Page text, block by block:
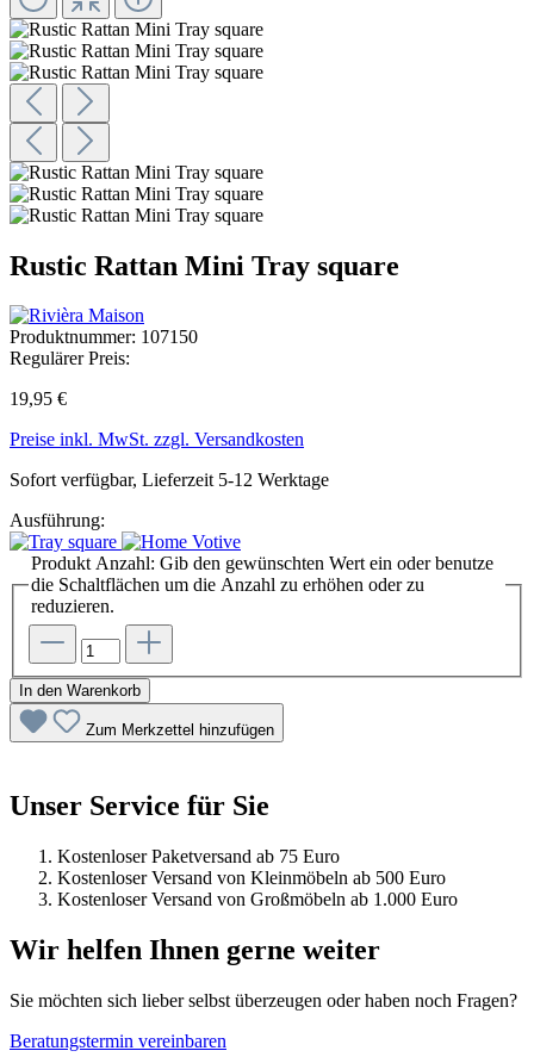
Rustic Rattan Mini Tray square
Produktnummer: 107150
Regulärer Preis:
19,95 €
Preise inkl. MwSt. zzgl. Versandkosten
Sofort verfügbar, Lieferzeit 5-12 Werktage
Ausführung:
Produkt Anzahl: Gib den gewünschten Wert ein oder benutze
die Schaltflächen um die Anzahl zu erhöhen oder zu
reduzieren.
In den Warenkorb
Zum Merkzettel hinzufügen
Unser Service für Sie
Kostenloser Paketversand ab 75 Euro
Kostenloser Versand von Kleinmöbeln ab 500 Euro
Kostenloser Versand von Großmöbeln ab 1.000 Euro
Wir helfen Ihnen gerne weiter
Sie möchten sich lieber selbst überzeugen oder haben noch Fragen?
Beratungstermin vereinbaren